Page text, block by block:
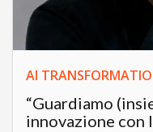
AI
“Guardiamo
innovazione con